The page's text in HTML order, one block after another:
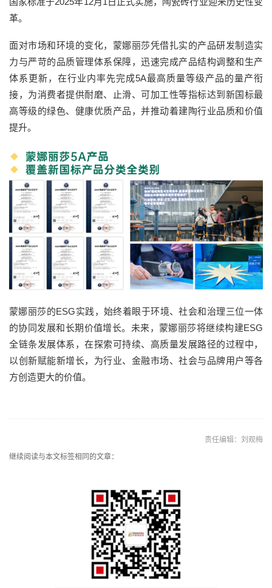
革。
面对市场和环境的变化，蒙娜丽莎凭借扎实的产品研发制造实
力与严苛的品质管理体系保障，迅速完成产品结构调整和生产
体系更新，在行业内率先完成5A最高质量等级产品的量产衔
接，为消费者提供耐磨、止滑、可加工性等指标达到新国标最
高等级的绿色、健康优质产品，并推动着建陶行业品质和价值
提升。
蒙娜丽莎的ESG实践，始终着眼于环境、社会和治理三位一体
的协同发展和长期价值增长。未来，蒙娜丽莎将继续构建ESG
全链条发展体系，在探索可持续、高质量发展路径的过程中，
以创新赋能新增长，为行业、金融市场、社会与品牌用户等各
方创造更大的价值。
责任编辑：刘观梅
继续阅读与本文标签相同的文章：